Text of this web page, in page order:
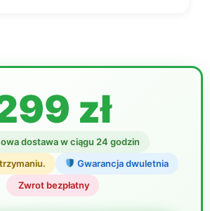
zł
dostawa w ciągu 24 godzin
Gwarancja dwuletnia
️ Zwrot bezpłatny